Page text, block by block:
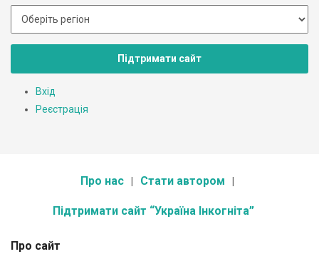
Підтримати сайт
Вхід
Реєстрація
Про нас Стати автором
Підтримати сайт “Україна Інкогніта”
Про сайт